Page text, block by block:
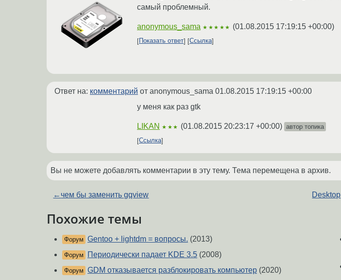
самый проблемный.
anonymous_sama ★★★★★ (01.08.2015 17:19:15 +00:00)
Показать ответ Ссылка
Ответ на: комментарий от anonymous_sama 01.08.2015 17:19:15 +00:00
у меня как раз gtk
LIKAN ★★★ (01.08.2015 20:23:17 +00:00) автор топика
Ссылка
Вы не можете добавлять комментарии в эту тему. Тема перемещена в архив.
← чем бы заменить gqview Desktop
Похожие темы
Форум Gentoo + lightdm = вопросы. (2013)
Форум Периодически падает KDE 3.5 (2008)
Форум GDM отказывается разблокировать компьютер (2020)